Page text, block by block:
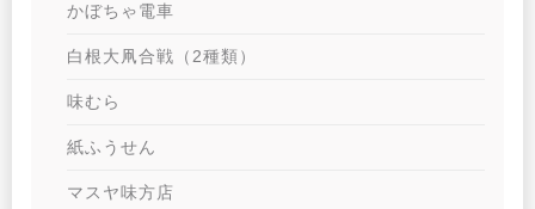
かぼちゃ電車
白根大凧合戦（2種類）
味むら
紙ふうせん
マスヤ味方店